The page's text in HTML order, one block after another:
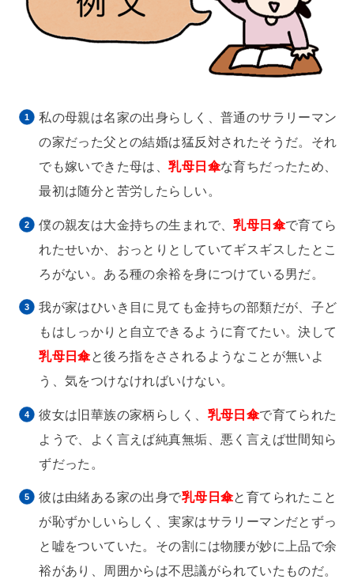
私の母親は名家の出身らしく、普通のサラリーマン
の家だった父との結婚は猛反対されたそうだ。それ
でも嫁いできた母は、乳母日傘な育ちだったため、
最初は随分と苦労したらしい。
僕の親友は大金持ちの生まれで、乳母日傘で育てら
れたせいか、おっとりとしていてギスギスしたとこ
ろがない。ある種の余裕を身につけている男だ。
我が家はひいき目に見ても金持ちの部類だが、子ど
もはしっかりと自立できるように育てたい。決して
乳母日傘と後ろ指をさされるようなことが無いよ
う、気をつけなければいけない。
彼女は旧華族の家柄らしく、 乳母日傘で育てられた
ようで、よく言えば純真無垢、悪く言えば世間知ら
ずだった。
彼は由緒ある家の出身で乳母日傘と育てられたこと
が恥ずかしいらしく、実家はサラリーマンだとずっ
と嘘をついていた。その割には物腰が妙に上品で余
裕があり、周囲からは不思議がられていたものだ。